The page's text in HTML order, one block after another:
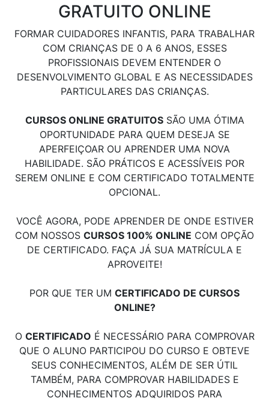
GRATUITO ONLINE
FORMAR CUIDADORES INFANTIS, PARA TRABALHAR
COM CRIANÇAS DE 0 A 6 ANOS, ESSES
PROFISSIONAIS DEVEM ENTENDER O
DESENVOLVIMENTO GLOBAL E AS NECESSIDADES
PARTICULARES DAS CRIANÇAS.
CURSOS ONLINE GRATUITOSSÃO UMA ÓTIMA
OPORTUNIDADE PARA QUEM DESEJA SE
APERFEIÇOAR OU APRENDER UMA NOVA
HABILIDADE. SÃO PRÁTICOS E ACESSÍVEIS POR
SEREM ONLINE E COM CERTIFICADO TOTALMENTE
OPCIONAL.
VOCÊ AGORA, PODE APRENDER DE ONDE ESTIVER
COM NOSSOS CURSOS 100% ONLINE COM OPÇÃO
DE CERTIFICADO. FAÇA JÁ SUA MATRÍCULA E
APROVEITE!
POR QUE TER UM CERTIFICADO DE CURSOS
ONLINE?
O CERTIFICADO É NECESSÁRIO PARA COMPROVAR
QUE O ALUNO PARTICIPOU DO CURSO E OBTEVE
SEUS CONHECIMENTOS, ALÉM DE SER ÚTIL
TAMBÉM, PARA COMPROVAR HABILIDADES E
CONHECIMENTOS ADQUIRIDOS PARA